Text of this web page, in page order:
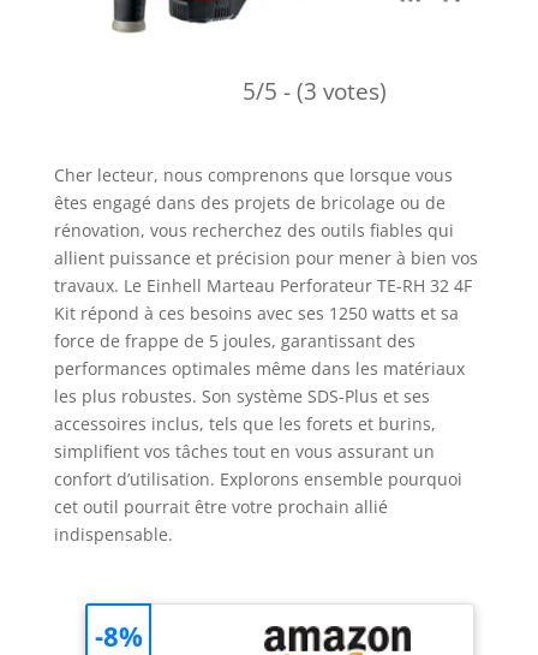
5/5 - (3 votes)
Cher lecteur, nous comprenons que lorsque vous
êtes engagé dans des projets de bricolage ou de
rénovation, vous recherchez des outils fiables qui
allient puissance et précision pour mener à bien vos
travaux. Le Einhell Marteau Perforateur TE-RH 32 4F
Kit répond à ces besoins avec ses 1250 watts et sa
force de frappe de 5 joules, garantissant des
performances optimales même dans les matériaux
les plus robustes. Son système SDS-Plus et ses
accessoires inclus, tels que les forets et burins,
simplifient vos tâches tout en vous assurant un
confort d’utilisation. Explorons ensemble pourquoi
cet outil pourrait être votre prochain allié
indispensable.
-8%